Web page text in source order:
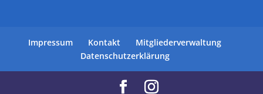
Impressum Kontakt
Mitgliederverwaltung
Datenschutzerklärung